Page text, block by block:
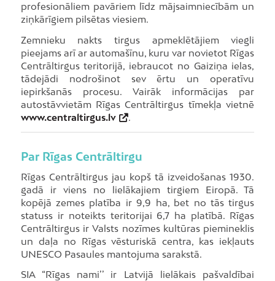
profesionāliem pavāriem līdz mājsaimniecībām un
ziņkārīgiem pilsētas viesiem.
Zemnieku nakts tirgus apmeklētājiem viegli
pieejams arī ar automašīnu, kuru var novietot Rīgas
Centrāltirgus teritorijā, iebraucot no Gaiziņa ielas,
tādejādi nodrošinot sev ērtu un operatīvu
iepirkšanās procesu. Vairāk informācijas par
autostāvvietām Rīgas Centrāltirgus tīmekļa vietnē
www.centraltirgus.lv
.
Par Rīgas Centrāltirgu
Rīgas Centrāltirgus jau kopš tā izveidošanas 1930.
gadā ir viens no lielākajiem tirgiem Eiropā. Tā
kopējā zemes platība ir 9,9 ha, bet no tās tirgus
statuss ir noteikts teritorijai 6,7 ha platībā. Rīgas
Centrāltirgus ir Valsts nozīmes kultūras piemineklis
un daļa no Rīgas vēsturiskā centra, kas iekļauts
UNESCO Pasaules mantojuma sarakstā.
SIA “Rīgas nami’’ ir Latvijā lielākais pašvaldībai